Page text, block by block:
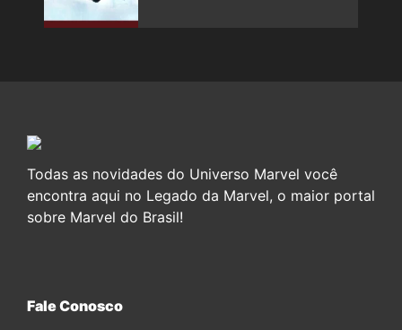
Todas as novidades do Universo Marvel você
encontra aqui no Legado da Marvel, o maior portal
sobre Marvel do Brasil!
Fale Conosco